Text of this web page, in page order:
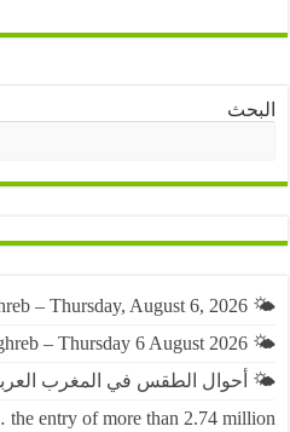
الطقس في المغرب العربي – الخميس 6
the entry of more than 2.74